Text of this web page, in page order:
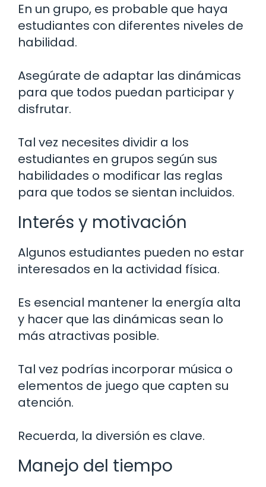
En un grupo, es probable que haya
estudiantes con diferentes niveles de
habilidad.
Asegúrate de adaptar las dinámicas
para que todos puedan participar y
disfrutar.
Tal vez necesites dividir a los
estudiantes en grupos según sus
habilidades o modificar las reglas
para que todos se sientan incluidos.
Interés y motivación
Algunos estudiantes pueden no estar
interesados en la actividad física.
Es esencial mantener la energía alta
y hacer que las dinámicas sean lo
más atractivas posible.
Tal vez podrías incorporar música o
elementos de juego que capten su
atención.
Recuerda, la diversión es clave.
Manejo del tiempo